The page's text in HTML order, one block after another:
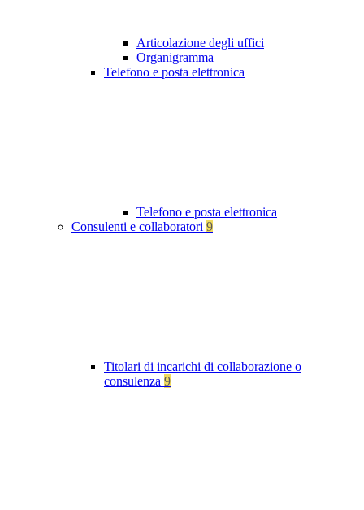
Articolazione degli uffici
Organigramma
Telefono e posta elettronica
Telefono e posta elettronica
Consulenti e collaboratori 9
Titolari di incarichi di collaborazione o
consulenza 9